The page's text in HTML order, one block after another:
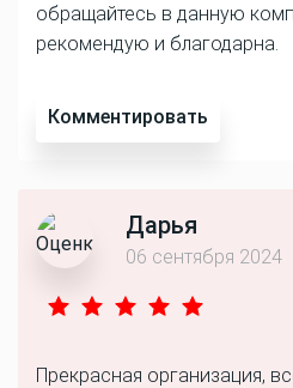
обращайтесь в данную
рекомендую и благодарна.
Комментировать
Дарья
06 сентября 2024
Прекрасная организация,